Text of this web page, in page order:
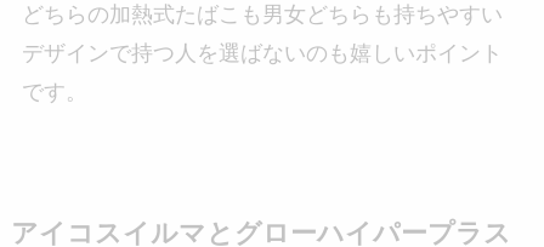
どちらの加熱式たばこも男女どちらも持ちやすい
デザインで持つ人を選ばないのも嬉しいポイント
です。
アイコスイルマとグローハイパープラス